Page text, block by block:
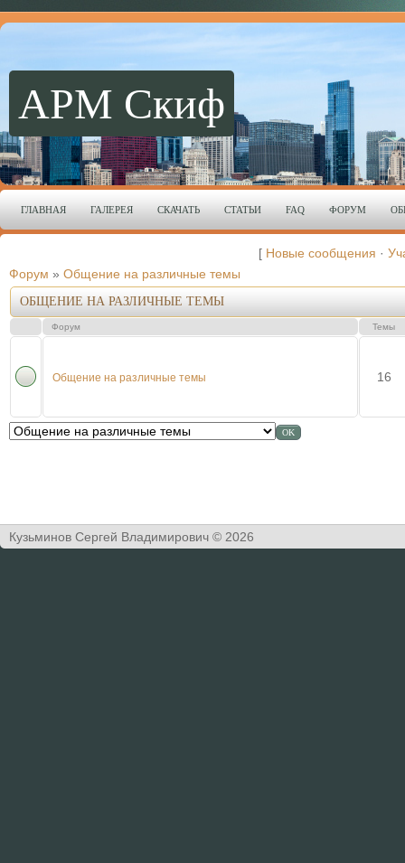
АРМ Скиф
ГЛАВНАЯ ГАЛЕРЕЯ СКАЧАТЬ СТАТЬИ FAQ ФОРУМ
[ Новые сообщения ·
Форум » Общение на различные темы
ОБЩЕНИЕ НА РАЗЛИЧНЫЕ ТЕМЫ
Форум Темы
Общение на различные темы 16
Кузьминов Сергей Владимирович © 2026